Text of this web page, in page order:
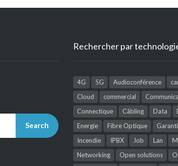
Search
Rechercher par
4G 5G Audioconférence
Cloud
commercial
Connectique
Câbling Data
Energie
Fibre Optique
Incendie
IPBX Job Lan
Networking
Open solutions